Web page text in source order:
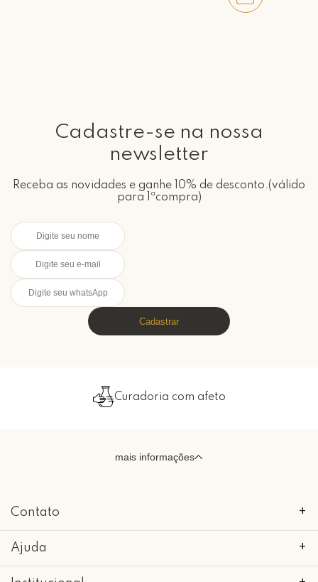
Cadastre-se na nossa
newsletter
Receba as novidades e ganhe 10% de desconto.(válido
para 1ªcompra)
Cadastrar
Curadoria com afeto
mais informações
Contato +
Ajuda +